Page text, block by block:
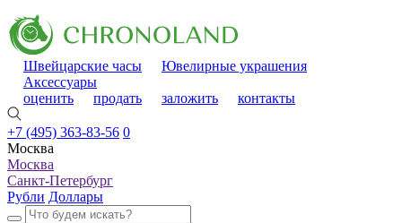
Швейцарские часы
Ювелирные украшения
Аксессуары
оценить
продать заложить контакты
+7 (495) 363-83-56 0
Москва
Москва
Санкт-Петербург
Рубли Доллары